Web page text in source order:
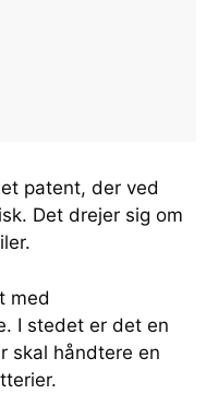
patent, der ved
Det drejer sig om
med
I stedet er det en
skal håndtere en